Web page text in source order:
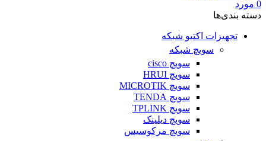
0 مورد
دسته‌ بندی‌ها
تجهیزات اکتیو شبکه
سویچ شبکه
سویچ cisco
سویچ HRUI
سویچ MICROTIK
سویچ TENDA
سویچ TPLINK
سویچ دیلینک
سویچ مرکوسیس